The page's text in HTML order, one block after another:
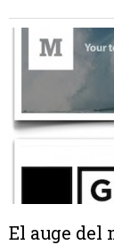
El auge